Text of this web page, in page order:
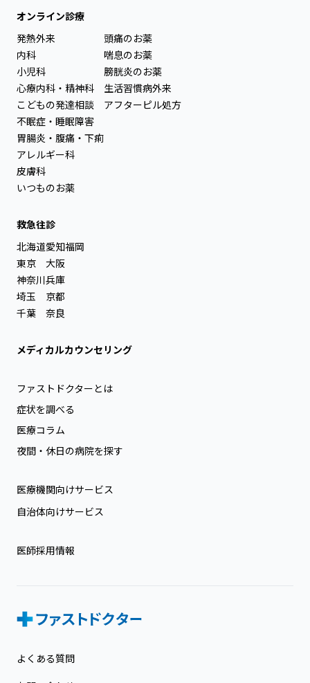
オンライン診療
発熱外来
内科
小児科
心療内科・精神科
こどもの発達相談
不眠症・睡眠障害
胃腸炎・腹痛・下痢
アレルギー科
皮膚科
いつものお薬
頭痛のお薬
喘息のお薬
膀胱炎のお薬
生活習慣病外来
アフターピル処方
救急往診
北海道
東京
神奈川
埼玉
千葉
愛知
大阪
兵庫
京都
奈良
福岡
メディカルカウンセリング
ファストドクターとは
症状を調べる
医療コラム
夜間・休日の病院を探す
医療機関向けサービス
自治体向けサービス
医師採用情報
よくある質問